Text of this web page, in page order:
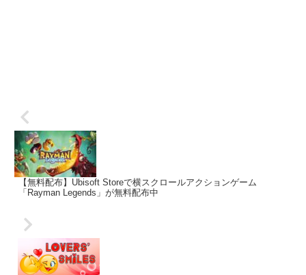
【無料配布】Ubisoft Storeで横スクロールアクションゲーム
「Rayman Legends」が無料配布中